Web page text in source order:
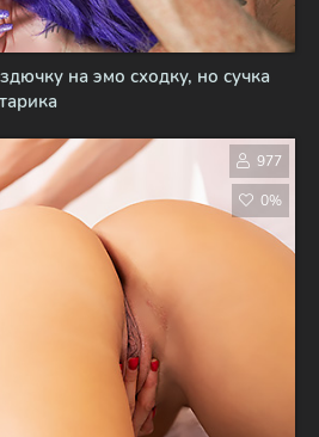
на эмо сходку, но сучка
977
0%